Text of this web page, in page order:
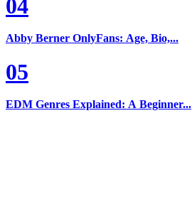
04
Abby Berner OnlyFans: Age, Bio,...
05
EDM Genres Explained: A Beginner...